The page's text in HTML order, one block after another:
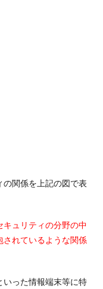
関係を上記の図で表
キュリティの分野の中
されているような関係
いった情報端末等に特